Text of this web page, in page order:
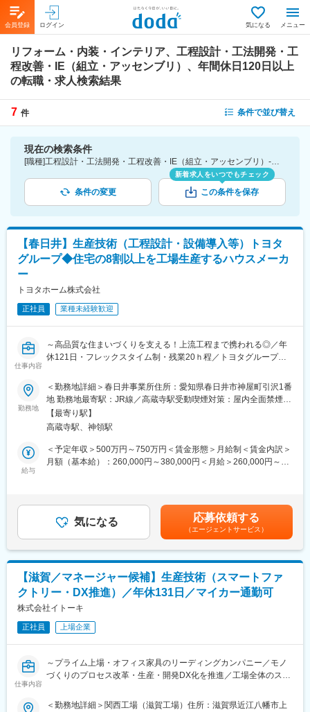
会員登録 ログイン 気になる メニュー
リフォーム・内装・インテリア、工程設計・工法開発・工
程改善・IE（組立・アッセンブリ）、年間休日120日以上
の転職・求人検索結果
7 件 条件で並び替え
現在の検索条件
[職種]工程設計・工法開発・工程改善・IE（組立・アッセンブリ）-生産技術 [業種]リフォーム・内装・インテリア-建設・プラント・不動産業界 [こだわり条件ピックアップ]年間休日120日以上 [詳細条件](休日・働き方)年間休日120日以上
条件の変更
新着求人をいつでもチェック
この条件を保存
【春日井】生産技術（工程設計・設備導入等）トヨタ
グループ◆住宅の8割以上を工場生産するハウスメーカ
ー
トヨタホーム株式会社
正社員 業種未経験歓迎
仕事内容
～高品質な住まいづくりを支える！上流工程まで携われる◎／年
休121日・フレックスタイム制・残業20ｈ程／トヨタグループの
■概要：
トヨタグループの住宅メーカーである当社にて、生産技術職を募
集します。
住宅にまつわる新商品立上げに伴う工程設計や設備導入、生産性
向上プロジェクトを担当し、住宅の80％以上を工場生産する当社
の中核工場を支えていただきます。
■具体的には：
いずれかの業務において、ご経験に沿いアサインいたします。
新規技術の評価・実証および実用化に向けた設備導入の計画・推
進
◇生産性向上活動
工程改善による生産性向上、原価低減および品質向上の推進
◇設備投資・設備更新
需要変動への対応および老朽設備更新に伴う設備導入・改造の計
画・推進
■組織構成：
本組織はマネージャー1名40代、とメンバー4,5名（30代メイン）
若手から上流工程にも携われ、ステップアップが可能な環境で
勤務地
＜勤務地詳細＞春日井事業所住所：愛知県春日井市神屋町引沢1番
地 勤務地最寄駅：JR線／高蔵寺駅受動喫煙対策：屋内全面禁煙変
更の範囲：会社の定める事業所（リモートワーク含む）
【最寄り駅】
高蔵寺駅、神領駅
給与
＜予定年収＞500万円～750万円＜賃金形態＞月給制＜賃金内訳＞
月額（基本給）：260,000円～380,000円＜月給＞260,000円～
気になる 応募依頼する
（エージェントサービス）
【滋賀／マネージャー候補】生産技術（スマートファ
クトリー・DX推進）／年休131日／マイカー通勤可
株式会社イトーキ
正社員 上場企業
仕事内容
～プライム上場・オフィス家具のリーディングカンパニー／モノ
づくりのプロセス改革・生産・開発DX化を推進／工場全体のスマ
者に／年間休日131日・夜勤なし～
＜勤務地詳細＞関西工場（滋賀工場）住所：滋賀県近江八幡市上